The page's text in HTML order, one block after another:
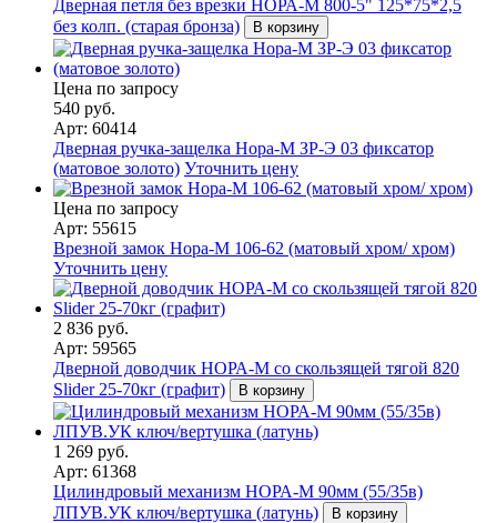
Дверная петля без врезки НОРА-М 800-5" 125*75*2,5
без колп. (старая бронза)
В корзину
Цена по запросу
540 руб.
Арт: 60414
Дверная ручка-защелка Нора-М ЗР-Э 03 фиксатор
(матовое золото) Уточнить цену
Цена по запросу
Арт: 55615
Врезной замок Нора-М 106-62 (матовый хром/ хром)
Уточнить цену
2 836 руб.
Арт: 59565
Дверной доводчик НОРА-M со скользящей тягой 820
Slider 25-70кг (графит)
В корзину
1 269 руб.
Арт: 61368
Цилиндровый механизм НОРА-М 90мм (55/35в)
ЛПУВ.УК ключ/вертушка (латунь)
В корзину